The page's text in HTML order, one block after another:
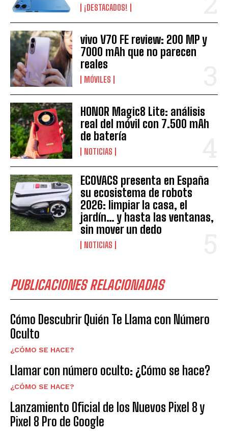
¡DESTACADOS!
vivo V70 FE review: 200 MP y
7000 mAh que no parecen
reales
MÓVILES
HONOR Magic8 Lite: análisis
real del móvil con 7.500 mAh
de batería
NOTICIAS
ECOVACS presenta en España
su ecosistema de robots
2026: limpiar la casa, el
jardín… y hasta las ventanas,
sin mover un dedo
NOTICIAS
PUBLICACIONES RELACIONADAS
Cómo Descubrir Quién Te Llama con Número
Oculto
¿CÓMO SE HACE?
Llamar con número oculto: ¿Cómo se hace?
¿CÓMO SE HACE?
Lanzamiento Oficial de los Nuevos Pixel 8 y
Pixel 8 Pro de Google